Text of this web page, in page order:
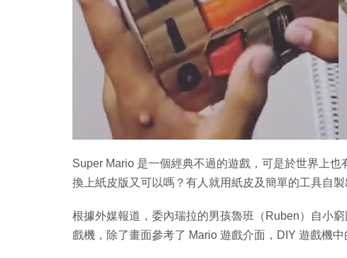
Super Mario 是一個經典不過的遊戲，可是於世界上
換上紙皮版又可以嗎？有人就用紙皮及簡單的工具自製
根據外媒報道，委內瑞拉的男孩魯班（Ruben）自小
戲機，除了畫面參考了 Mario 遊戲介面，DIY 遊戲機
Copy